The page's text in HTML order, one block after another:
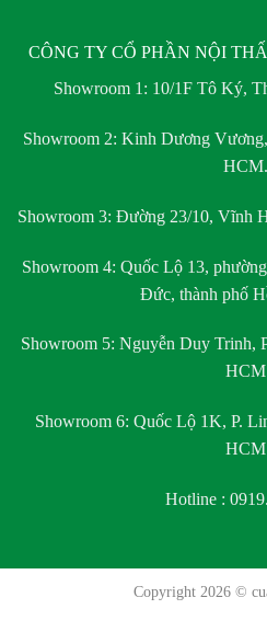
CÔNG TY CỔ PHẦN NỘI
Showroom 1: 10/1F Tô Ký,
Showroom 2: Kinh Dương
HCM.
Showroom 3: Đường 23/10, Vĩnh
Showroom 4: Quốc Lộ 13,
Đức, thành phố
Showroom 5: Nguyễn Duy Trinh,
HCM
Showroom 6: Quốc Lộ 1K, P.
HCM
Hotline :
Copyright 2026 ©